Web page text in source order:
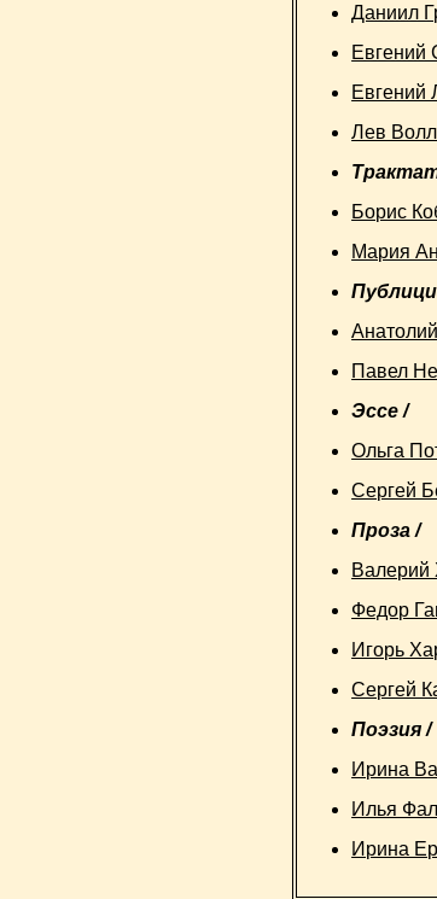
Даниил
Евгений
Евгений
Лев
Борис
Мария
Павел
Эссе /
Ольга
Сергей
Проза /
Валерий
Федор
Игорь
Сергей
Поэзия /
Ирина
Илья
Ирина